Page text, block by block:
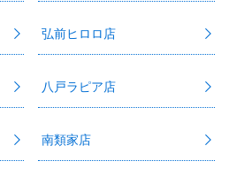
弘前ヒロロ店
八戸ラピア店
南類家店